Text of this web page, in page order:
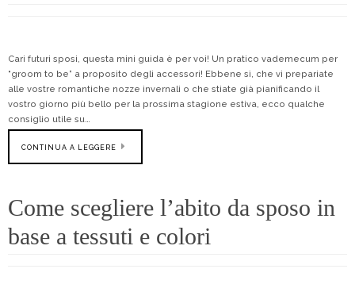
Cari futuri sposi, questa mini guida è per voi! Un pratico vademecum per
“groom to be” a proposito degli accessori! Ebbene sì, che vi prepariate
alle vostre romantiche nozze invernali o che stiate già pianificando il
vostro giorno più bello per la prossima stagione estiva, ecco qualche
consiglio utile su…
CONTINUA A LEGGERE
Come scegliere l’abito da sposo in
base a tessuti e colori